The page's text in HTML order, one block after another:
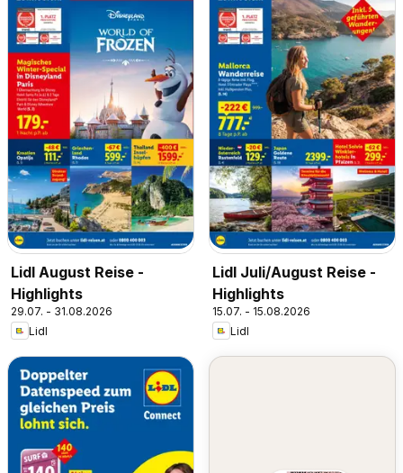
Lidl August Reise -
Highlights
29.07. - 31.08.2026
Lidl
Lidl Juli/August Reise -
Highlights
15.07. - 15.08.2026
Lidl